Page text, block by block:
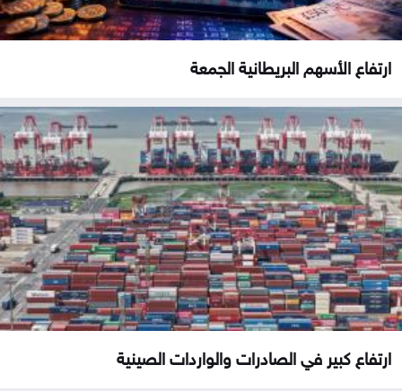
ارتفاع الأسهم البريطانية الجمعة
ارتفاع كبير في الصادرات والواردات الصينية